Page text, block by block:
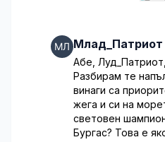
Млад_Патриот
Абе,
Разбирам те
винаги са
жега и си на
световен
Бургас? Това е